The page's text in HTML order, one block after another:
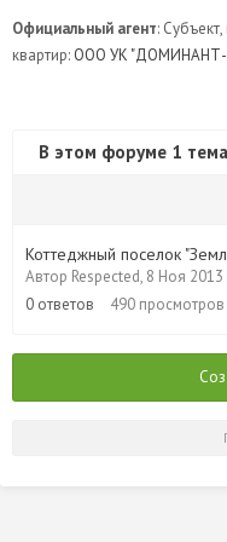
Официальный агент:
квартир: ООО УК "ДОМИНАНТ-
В этом форуме 1 тема
Коттеджный поселок
Автор Respected, 8 Ноя 2013
0 ответов 490 просмотров